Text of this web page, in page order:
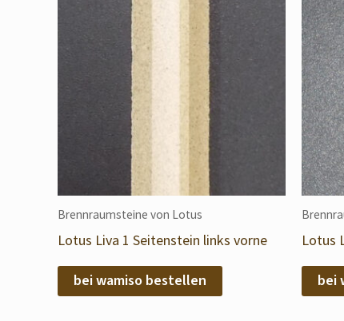
Brennraumsteine von Lotus
Lotus Liva 1 Seitenstein links vorne
bei wamiso bestellen
Lotus
bei